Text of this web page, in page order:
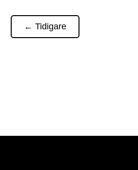
←Tidigare